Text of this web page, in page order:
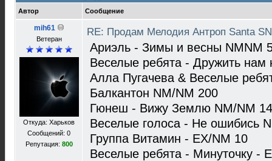
Автор Сообщение
mih61
Ветеран
Откуда: Харьков
Сообщений: 0
Репутация: 800
RE: Продам Мелодия Антроп Santa
Ариэль - Зимы и весны NMNM
Веселые ребята - Дружить нам
Алла Пугачева & Веселые
Балкантон NM/NM 200
Гюнеш - Вижу Землю NM/NM
Веселые голоса - Не ошибись
Группа Витамин - EX/NM 10
Веселые ребята - Минуточку -